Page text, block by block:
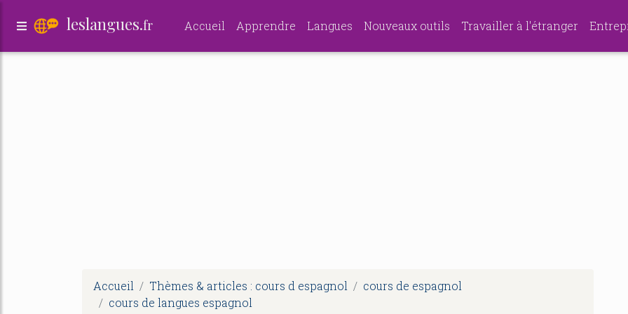
leslangues.fr Accueil Apprendre Langues Nouveaux outils Travailler à l'étranger
Accueil Thèmes & articles : cours d espagnol
cours de espagnol
cours de langues espagnol